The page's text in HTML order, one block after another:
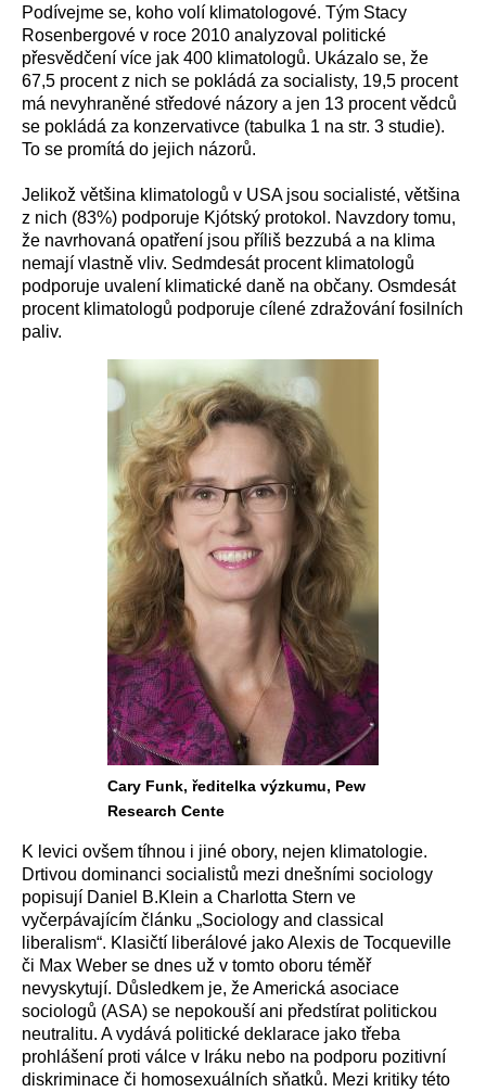
Podívejme se, koho volí klimatologové. Tým Stacy
Rosenbergové v roce 2010 analyzoval politické
přesvědčení více jak 400 klimatologů. Ukázalo se, že
67,5 procent z nich se pokládá za socialisty, 19,5 procent
má nevyhraněné středové názory a jen 13 procent vědců
se pokládá za konzervativce (tabulka 1 na str. 3 studie).
To se promítá do jejich názorů.
Jelikož většina klimatologů v USA jsou socialisté, většina
z nich (83%) podporuje Kjótský protokol. Navzdory tomu,
že navrhovaná opatření jsou příliš bezzubá a na klima
nemají vlastně vliv. Sedmdesát procent klimatologů
podporuje uvalení klimatické daně na občany. Osmdesát
procent klimatologů podporuje cílené zdražování fosilních
paliv.
Cary Funk, ředitelka výzkumu, Pew
Research Cente
K levici ovšem tíhnou i jiné obory, nejen klimatologie.
Drtivou dominanci socialistů mezi dnešními sociology
popisují Daniel B.Klein a Charlotta Stern ve
vyčerpávajícím článku „Sociology and classical
liberalism“. Klasičtí liberálové jako Alexis de Tocqueville
či Max Weber se dnes už v tomto oboru téměř
nevyskytují. Důsledkem je, že Americká asociace
sociologů (ASA) se nepokouší ani předstírat politickou
neutralitu. A vydává politické deklarace jako třeba
prohlášení proti válce v Iráku nebo na podporu pozitivní
diskriminace či homosexuálních sňatků. Mezi kritiky této